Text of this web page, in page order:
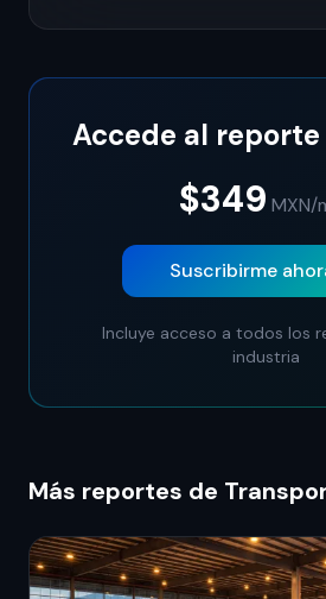
Accede al
$349 MXN/
Suscribirme
Incluye acceso a todos los
industria
Más reportes de